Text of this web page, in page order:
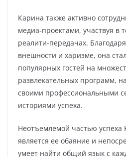
Карина также активно
медиа-проектами, участвуя в
реалити-передачах.
внешности и харизме, она
популярных гостей на
развлекательных программ,
своими профессиональными
историями успеха.
Неотъемлемой частью
является ее обаяние и
умеет найти общий язык с